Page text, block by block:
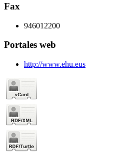
Fax
946012200
Portales web
http://www.ehu.eus